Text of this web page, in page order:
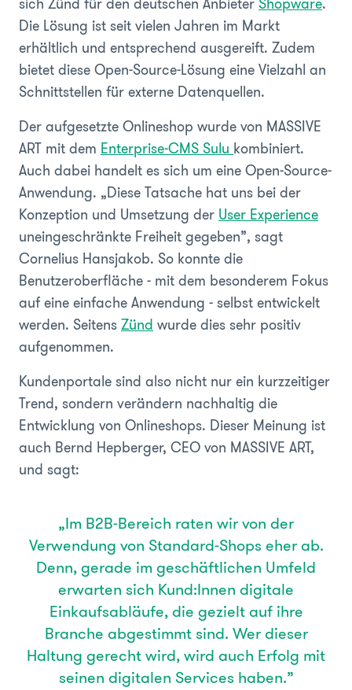
Die Lösung ist seit vielen Jahren im Markt
erhältlich und entsprechend ausgereift. Zudem
bietet diese Open-Source-Lösung eine Vielzahl an
Schnittstellen für externe Datenquellen.
Der aufgesetzte Onlineshop wurde von MASSIVE
ART mit dem Enterprise-CMS Sulu kombiniert.
Auch dabei handelt es sich um eine Open-Source-
Anwendung. „Diese Tatsache hat uns bei der
Konzeption und Umsetzung der User Experience
uneingeschränkte Freiheit gegeben”, sagt
Cornelius Hansjakob. So konnte die
Benutzeroberfläche - mit dem besonderem Fokus
auf eine einfache Anwendung - selbst entwickelt
werden. SeitensZünd wurde dies sehr positiv
aufgenommen.
Kundenportale sind also nicht nur ein kurzzeitiger
Trend, sondern verändern nachhaltig die
Entwicklung von Onlineshops. Dieser Meinung ist
auch Bernd Hepberger, CEO von MASSIVE ART,
und sagt:
„Im B2B-Bereich raten wir von der
Verwendung von Standard-Shops eher ab.
Denn, gerade im geschäftlichen Umfeld
erwarten sich Kund:Innen digitale
Einkaufsabläufe, die gezielt auf ihre
Branche abgestimmt sind. Wer dieser
Haltung gerecht wird, wird auch Erfolg mit
seinen digitalen Services haben.”